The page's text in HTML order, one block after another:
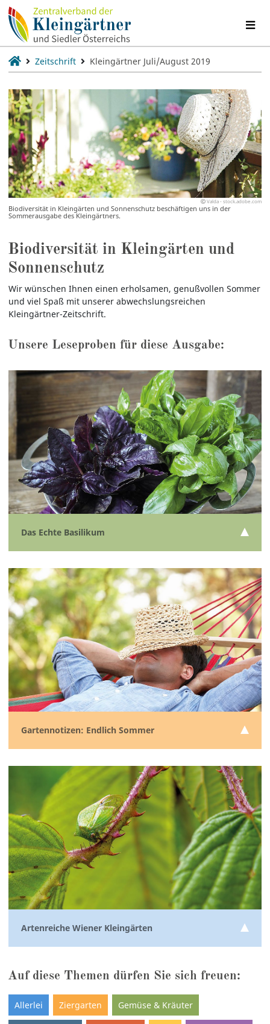
Zeitschrift Kleingärtner Juli/August 2019
Valda - stock.adobe.com
Biodiversität in Kleingärten und Sonnenschutz beschäftigen uns in der
Sommerausgabe des Kleingärtners.
Biodiversität in Kleingärten und
Sonnenschutz
Wir wünschen Ihnen einen erholsamen, genußvollen Sommer
und viel Spaß mit unserer abwechslungsreichen
Kleingärtner-Zeitschrift.
Unsere Leseproben für diese Ausgabe:
Das Echte Basilikum
Gartennotizen: Endlich Sommer
Artenreiche Wiener Kleingärten
Auf diese Themen dürfen Sie sich freuen:
Allerlei Ziergarten Gemüse & Kräuter